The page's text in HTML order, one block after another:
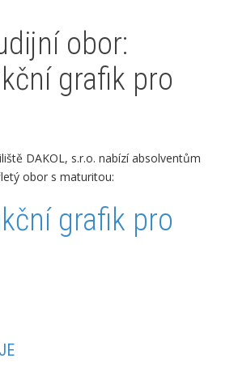
obor:
grafik pro
DAKOL, s.r.o. nabízí absolventům
obor s maturitou:
grafik pro